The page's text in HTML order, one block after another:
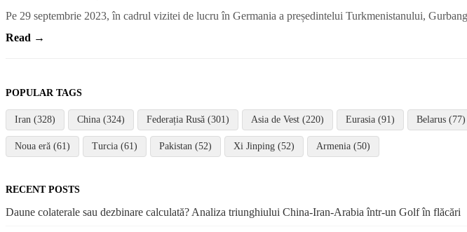
Pe 29 septembrie 2023, în cadrul vizitei de lucru în Germania a președintelui Turkmenistanului,
Read →
POPULAR TAGS
Iran (328) China (324) Federația Rusă (301) Asia de Vest (220) Eurasia (91) Belarus (77)
Noua eră (61) Turcia (61) Pakistan (52) Xi Jinping (52) Armenia (50)
RECENT POSTS
Daune colaterale sau dezbinare calculată? Analiza triunghiului China-Iran-Arabia într-un Golf în flăcări